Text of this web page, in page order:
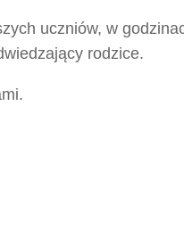
uczniów, w
rodzice.